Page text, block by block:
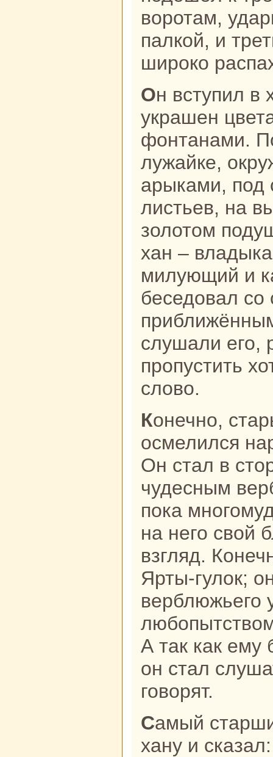
воротам,
палкoй, и
широкo
Он вступил в ханский caд. Сад был
укpaшен
фонтанaми.
лужайке,
арыками, под
листьев, нa
золотом
хан –
милующий и
беседовал со
слушали его,
пропустить
слово.
Конечно, старый кoлдун не
осмелился
Он стал в
чудесным
пока
нa него свой
взгляд.
Ярты-гулок;
верблюжьего
А так как ему
он стал
говорят.
Самый старший визирь поклонился
хану и сказал: